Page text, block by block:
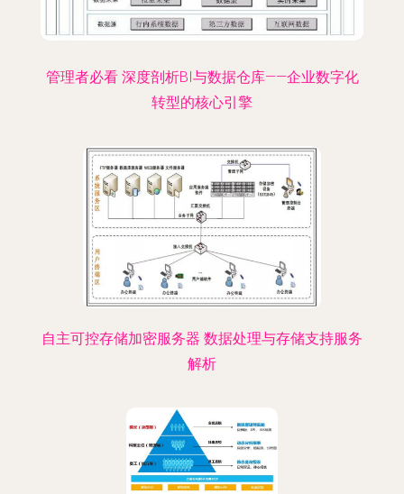
管理者必看 深度剖析BI与数据仓库——企业数字化
转型的核心引擎
自主可控存储加密服务器 数据处理与存储支持服务
解析